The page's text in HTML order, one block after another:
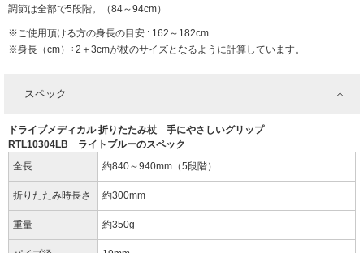
調節は全部で5段階。（84～94cm）
※ご使用頂ける方の身長の目安 : 162～182cm
※身長（cm）÷2＋3cmが杖のサイズとなるように計算しています。
スペック
ドライブメディカル 折りたたみ杖 手にやさしいグリップ
RTL10304LB ライトブルーのスペック
全長
約840～940mm（5段階）
折りたたみ時長さ 約300mm
重量 約350g